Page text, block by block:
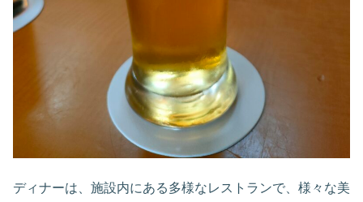
ディナーは、施設内にある多様なレストランで、様々な美